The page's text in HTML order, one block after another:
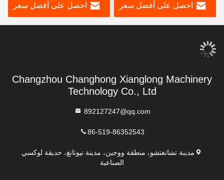
احصل على أفضل سعر احصل على أفضل سعر
Changzhou Changhong Xianglong Machinery
Technology Co., Ltd
892127247@qq.com
86-519-86352543
مدينة تشانغتشو، منطقة ووجين، مدينة نيوتانغ، حديقة لوكسي
الصناعية